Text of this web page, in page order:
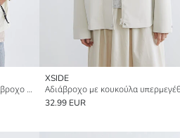
Κανονική Εφαρμογή Ανδρικό Αδιάβροχο με Κουκούλα
XSIDE
32.99 EUR